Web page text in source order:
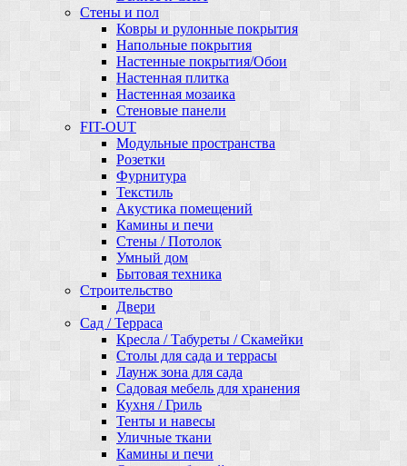
Стены и пол
Ковры и рулонные покрытия
Напольные покрытия
Настенные покрытия/Обои
Настенная плитка
Настенная мозаика
Стеновые панели
FIT-OUT
Модульные пространства
Розетки
Фурнитура
Текстиль
Акустика помещений
Камины и печи
Стены / Потолок
Умный дом
Бытовая техника
Строительство
Двери
Сад / Терраса
Кресла / Табуреты / Скамейки
Столы для сада и террасы
Лаунж зона для сада
Садовая мебель для хранения
Кухня / Гриль
Тенты и навесы
Уличные ткани
Камины и печи